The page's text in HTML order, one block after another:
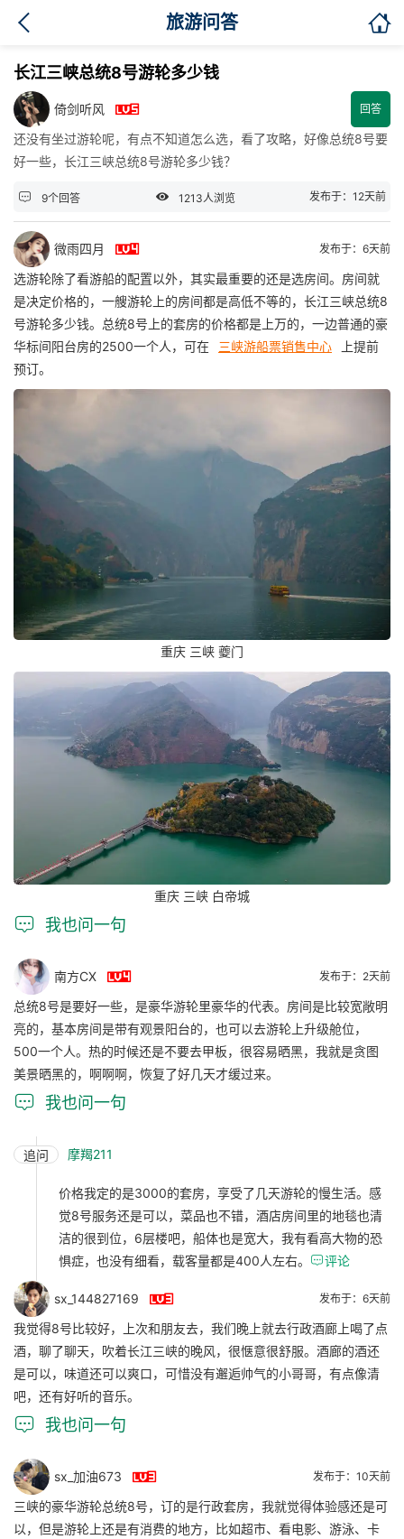
旅游问答 
长江三峡总统8号游轮多少钱
倚剑听风  回答
还没有坐过游轮呢，有点不知道怎么选，看了攻略，好像总统8号要
好一些，长江三峡总统8号游轮多少钱？
 9个回答  1213人浏览 发布于：12天前
微雨四月  发布于：6天前
选游轮除了看游船的配置以外，其实最重要的还是选房间。房间就
是决定价格的，一艘游轮上的房间都是高低不等的，长江三峡总统8
号游轮多少钱。总统8号上的套房的价格都是上万的，一边普通的豪
华标间阳台房的2500一个人，可在
三峡游船票销售中心
上提前
预订。
重庆 三峡 夔门
重庆 三峡 白帝城
 我也问一句
南方CX  发布于：2天前
总统8号是要好一些，是豪华游轮里豪华的代表。房间是比较宽敞明
亮的，基本房间是带有观景阳台的，也可以去游轮上升级舱位，
500一个人。热的时候还是不要去甲板，很容易晒黑，我就是贪图
美景晒黑的，啊啊啊，恢复了好几天才缓过来。
 我也问一句
追问 摩羯211
价格我定的是3000的套房，享受了几天游轮的慢生活。感
觉8号服务还是可以，菜品也不错，酒店房间里的地毯也清
洁的很到位，6层楼吧，船体也是宽大，我有看高大物的恐
惧症，也没有细看，载客量都是400人左右。 评论
sx_144827169  发布于：6天前
我觉得8号比较好，上次和朋友去，我们晚上就去行政酒廊上喝了点
酒，聊了聊天，吹着长江三峡的晚风，很惬意很舒服。酒廊的酒还
是可以，味道还可以爽口，可惜没有邂逅帅气的小哥哥，有点像清
吧，还有好听的音乐。
 我也问一句
sx_加油673  发布于：10天前
三峡的豪华游轮总统8号，订的是行政套房，我就觉得体验感还是可
以，但是游轮上还是有消费的地方，比如超市、看电影、游泳、卡